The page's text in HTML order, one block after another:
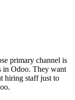
primary channel is
in Odoo. They want
hiring staff just to